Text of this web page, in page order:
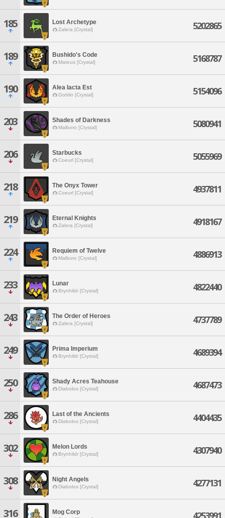
185 Lost Archetype
Zalera [Crystal] 5202865
189 Bushido's Code
Mateus [Crystal] 5168787
190 Alea Iacta Est
Goblin [Crystal] 5154096
203 Shades of Darkness
Malboro [Crystal] 5080941
206 Starbucks
Coeurl [Crystal] 5055969
218 The Onyx Tower
Coeurl [Crystal] 4937811
219 Eternal Knights
Zalera [Crystal] 4918167
224 Requiem of Twelve
Malboro [Crystal] 4886913
233 Lunar
Brynhildr [Crystal] 4822440
243 The Order of Heroes
Zalera [Crystal] 4737789
249 Prima Imperium
Brynhildr [Crystal] 4689394
250 Shady Acres Teahouse
Diabolos [Crystal] 4687473
286 Last of the Ancients
Diabolos [Crystal] 4404435
302 Melon Lords
Brynhildr [Crystal] 4307940
308 Night Angels
Diabolos [Crystal] 4277131
316 Mog Corp 4253991